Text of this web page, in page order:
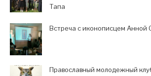
Тапа
Встреча с иконописцем Анной
Православный молодежный